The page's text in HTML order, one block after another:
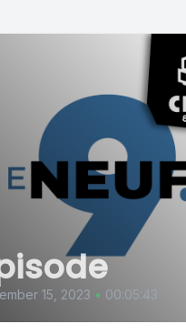
15, 2023 • 00:05:43